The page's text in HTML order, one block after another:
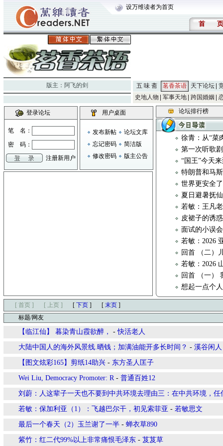
设万维读者为首页
首 页
版主： 阿飞的剑 五 味 斋 茗香茶语 天下论坛
史地人物
军事天地 跨国婚姻
登录论坛
笔 名：
密 码：
注册新用户
用户桌面
发布新帖
论坛文库
忘记密码
简洁版
修改密码
版主公告
论坛排行榜
徐青：从“菜
第一次听歌剧
“国王”今天
特朗普和马
世界更安全
夏日避暑抚
若敏：王凡
皮裙子的诱
面试的小误会
若敏：2026
回首 （二）
若敏：2026
回首 （一）
想起一点个
[ 首页 ] [ 上页 ] [ 下页 ] [ 末页 ]
标题/网友
【临江仙】 暮染青山霞欲醉， -快活老人
大陆中国人的海外风景线.晒钱；加满油能开多长时间？ - 溪谷闲人
【图文炫彩165】剪纸14助兴 - 东方圣人匡子
Wei Liu, Democracy Promoter: R- 普通百姓12
刘蔚：人这辈子一天也不要到中共环境去理由三：在中共环境，任
若敏：保加利亚（1）：飞越巴尔干，初见索菲亚 - 若敏思文
最后一个春天（2）玉兰谢了一半 - 蝉衣草890
紫竹：红二代99%以上非常痛恨毛泽东 - 芨芨草